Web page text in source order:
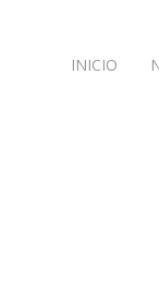
INICIO